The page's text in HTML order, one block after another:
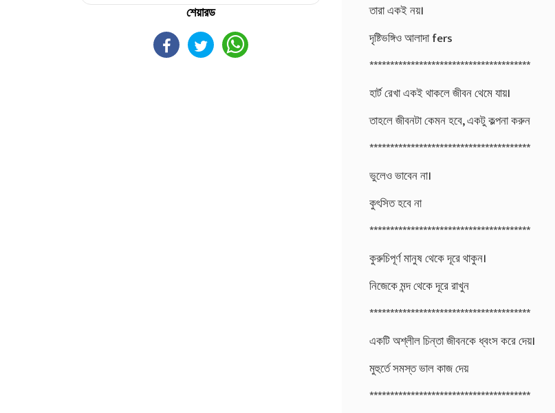
শেয়ারড
তারা একই নয়।
দৃষ্টিভঙ্গিও আলাদা fers
***************************************
হার্ট রেখা একই থাকলে জীবন থেমে যায়।
তাহলে জীবনটা কেমন হবে, একটু কল্পনা করুন
***************************************
ভুলেও ভাবেন না।
কুৎসিত হবে না
***************************************
কুরুচিপূর্ণ মানুষ থেকে দূরে থাকুন।
নিজেকে মন্দ থেকে দূরে রাখুন
***************************************
একটি অশ্লীল চিন্তা জীবনকে ধ্বংস করে দেয়।
মুহুর্তে সমস্ত ভাল কাজ দেয়
***************************************